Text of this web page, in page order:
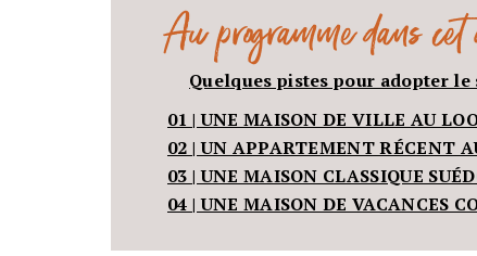
Au programme dans
Quelques pistes pour adopter
01 | UNE MAISON DE VILLE AU
02 | UN APPARTEMENT RÉCENT
03 | UNE MAISON CLASSIQUE
04 | UNE MAISON DE VACANCES